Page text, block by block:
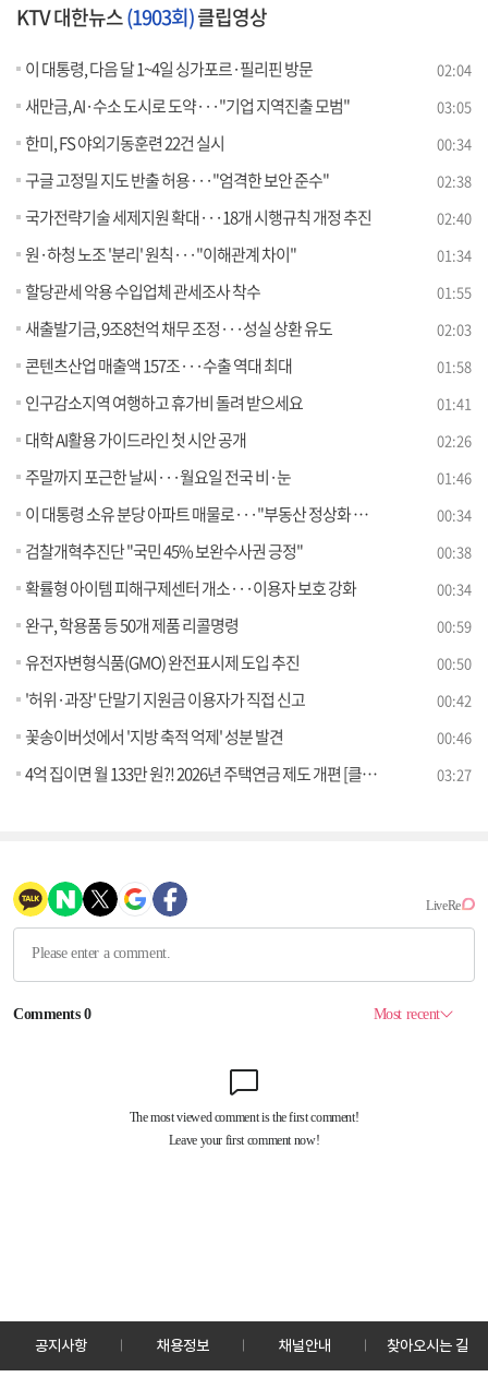
KTV 대한뉴스(1903회)클립영상
이 대통령, 다음 달 1~4일 싱가포르·필리핀 방문 02:04
새만금, AI·수소 도시로 도약···"기업 지역진출 모범" 03:05
한미, FS 야외기동훈련 22건 실시 00:34
구글 고정밀 지도 반출 허용···"엄격한 보안 준수" 02:38
국가전략기술 세제지원 확대···18개 시행규칙 개정 추진 02:40
원·하청 노조 '분리' 원칙···"이해관계 차이" 01:34
할당관세 악용 수입업체 관세조사 착수 01:55
새출발기금, 9조8천억 채무 조정···성실 상환 유도 02:03
콘텐츠산업 매출액 157조···수출 역대 최대 01:58
인구감소지역 여행하고 휴가비 돌려 받으세요 01:41
대학 AI활용 가이드라인 첫 시안 공개 02:26
주말까지 포근한 날씨···월요일 전국 비·눈 01:46
이 대통령 소유 분당 아파트 매물로···"부동산 정상화 의지" 00:34
검찰개혁추진단 "국민 45% 보완수사권 긍정" 00:38
확률형 아이템 피해구제센터 개소···이용자 보호 강화 00:34
완구, 학용품 등 50개 제품 리콜명령 00:59
유전자변형식품(GMO) 완전표시제 도입 추진 00:50
'허위·과장' 단말기 지원금 이용자가 직접 신고 00:42
꽃송이버섯에서 '지방 축적 억제' 성분 발견 00:46
4억 집이면 월 133만 원?! 2026년 주택연금 제도 개편 [클릭K+] 03:27
공지사항 채용정보 채널안내 찾아오시는 길